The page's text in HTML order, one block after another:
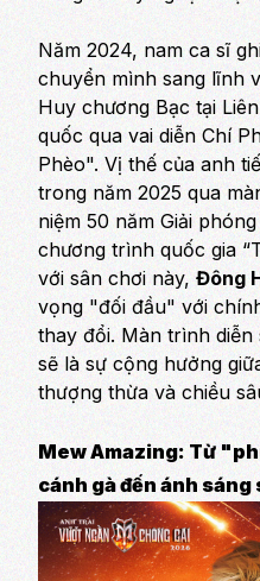
Năm 2024, nam ca sĩ
chuyển mình sang lĩnh
Huy chương Bạc tại
quốc qua vai diễn Chí
Phèo". Vị thế của anh
trong năm 2025 qua
niệm 50 năm Giải
chương trình quốc gia
với sân chơi này, Đông
vọng "đối đầu" với
thay đổi. Màn trình
sẽ là sự cộng hưởng
thượng thừa và chiều
Mew Amazing: Từ
cánh gà đến ánh sáng